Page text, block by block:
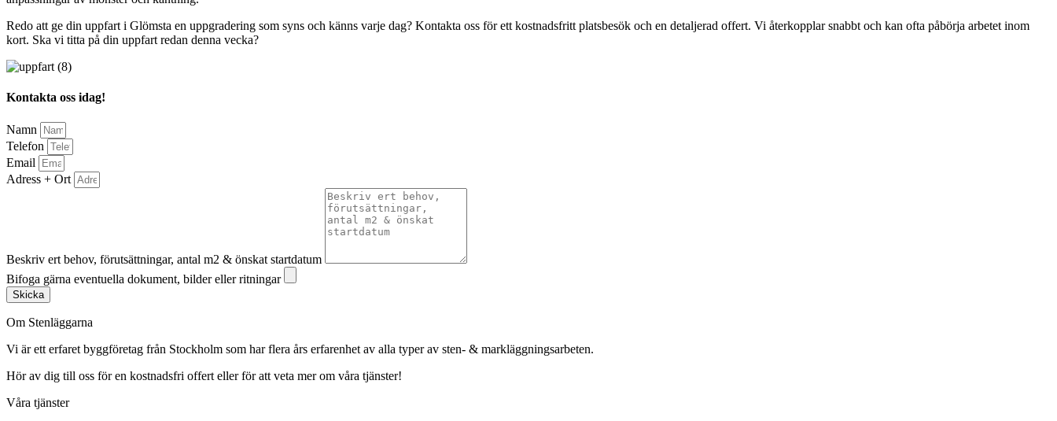
Redo att ge din uppfart i Glömsta en uppgradering som syns och känns varje dag? Kontakta oss för ett kostnadsfritt platsbesök och en detaljerad offert. Vi återkopplar snabbt och kan ofta påbörja arbetet inom
kort. Ska vi titta på din uppfart redan denna vecka?
Kontakta oss idag!
Namn
Telefon
Email
Adress + Ort
Beskriv ert behov, förutsättningar, antal m2 & önskat startdatum
Bifoga gärna eventuella dokument, bilder eller ritningar
Skicka
Om Stenläggarna
Vi är ett erfaret byggföretag från Stockholm som har flera års erfarenhet av alla typer av sten- & markläggningsarbeten.
Hör av dig till oss för en kostnadsfri offert eller för att veta mer om våra tjänster!
Våra tjänster